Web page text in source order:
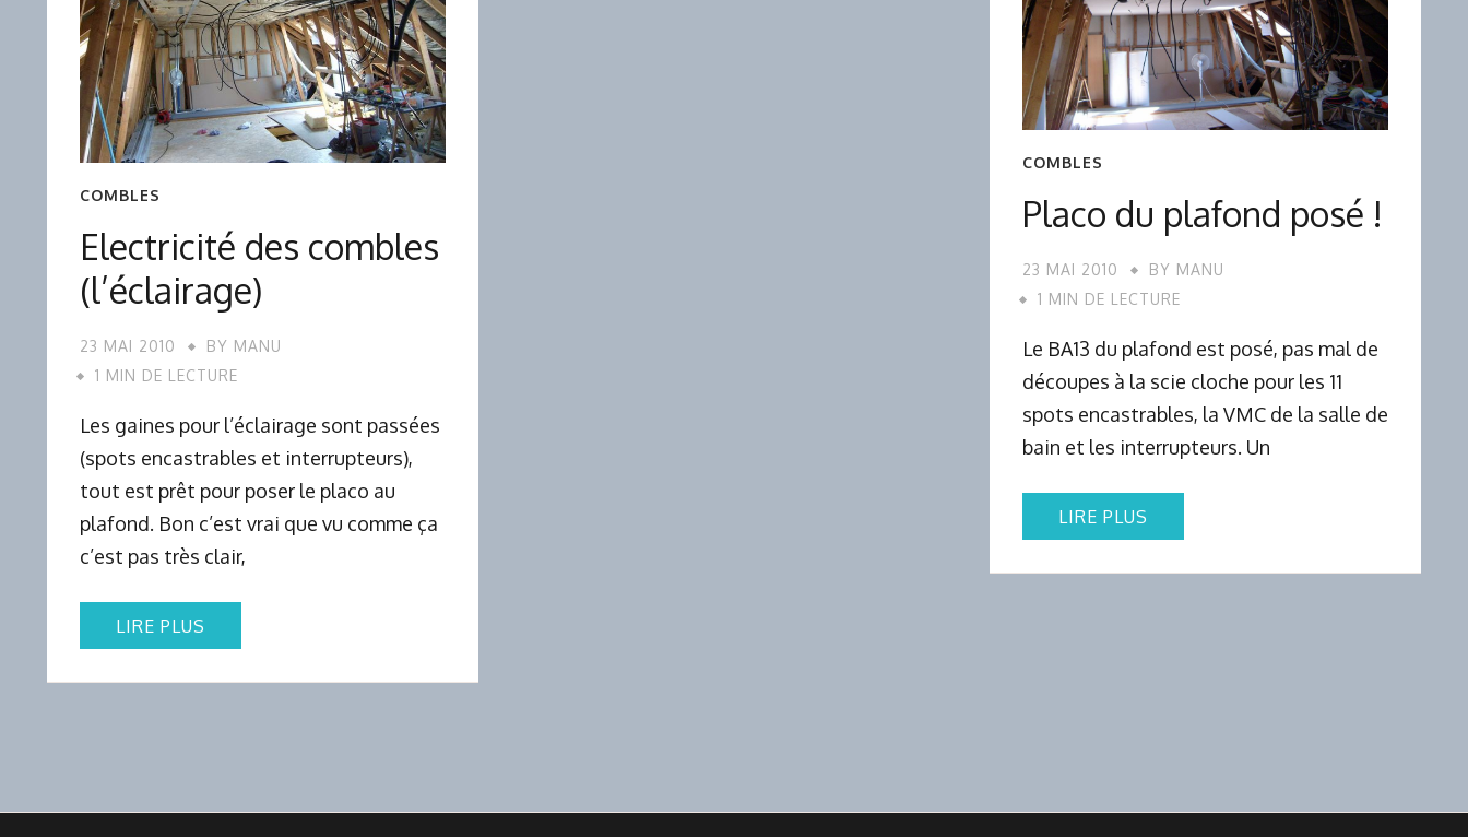
COMBLES
Placo du plafond posé !
23 MAI 2010 BY MANU
1 MIN DE LECTURE
Le BA13 du plafond est posé, pas mal de
découpes à la scie cloche pour les 11
spots encastrables, la VMC de la salle de
bain et les interrupteurs. Un
LIRE PLUS
COMBLES
Electricité des combles
(l’éclairage)
23 MAI 2010 BY MANU
1 MIN DE LECTURE
Les gaines pour l’éclairage sont passées
(spots encastrables et interrupteurs),
tout est prêt pour poser le placo au
plafond. Bon c’est vrai que vu comme ça
c’est pas très clair,
LIRE PLUS